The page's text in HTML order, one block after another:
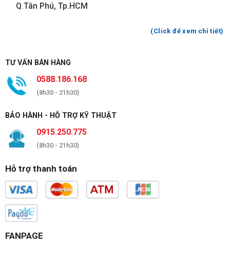
Q.Tân Phú, Tp.HCM
(Click để xem chi tiết)
TƯ VẤN BÁN HÀNG
0588.186.168
(8h30 - 21h30)
BẢO HÀNH - HỖ TRỢ KỸ THUẬT
0915.250.775
(8h30 - 21h30)
Hỗ trợ thanh toán
FANPAGE